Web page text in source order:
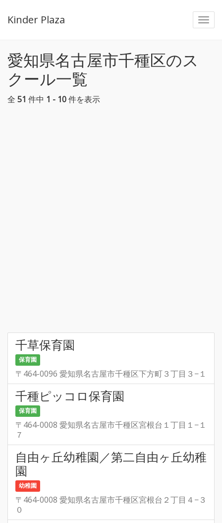
Kinder Plaza
愛知県名古屋市千種区のス
クール一覧
全 51 件中 1 - 10件を表示
千草保育園
保育園
〒464-0096 愛知県名古屋市千種区下方町３丁目３−１
千種ピッコロ保育園
保育園
〒464-0008 愛知県名古屋市千種区宮根台１丁目１−１
７
自由ヶ丘幼稚園／第二自由ヶ丘幼稚
園
幼稚園
〒464-0008 愛知県名古屋市千種区宮根台２丁目４−３
０